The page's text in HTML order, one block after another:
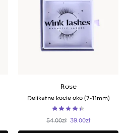
Rose
Delikatne kocie oko (7-11mm)
54.00zł 39.00zł